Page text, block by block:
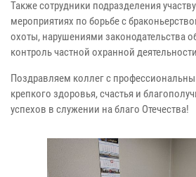
Также сотрудники подразделения
мероприятиях по борьбе с
охоты, нарушениями законодательства
контроль частной охранной
Поздравляем коллег с
крепкого здоровья, счастья и
успехов в служении на благо Отечества!